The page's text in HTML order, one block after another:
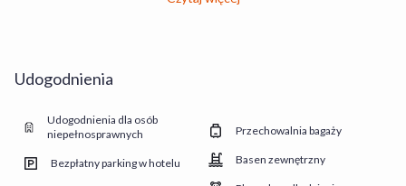
przyjaznym, góralskim klimatem. Jego największym atutem
Terma Bania. Dzięki temu hotel jest świetną bazą zarówno
wodach termalnych. Obiekt wyróżnia się również bogatą
ofertą rekreacyjną.
Na gości czekają komfortowe pokoje i apartamenty,
Udogodnienia
Udogodnienia dla osób
niepełnosprawnych
Bezpłatny parking w hotelu
Przechowalnia bagaży
Basen zewnętrzny